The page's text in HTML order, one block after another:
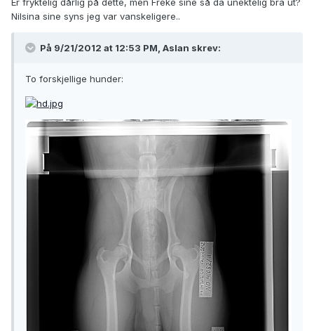
Er fryktelig dårlig på dette, men Freke sine så da unektelig bra ut?
Nilsina sine syns jeg var vanskeligere..
På 9/21/2012 at 12:53 PM, Aslan skrev:
To forskjellige hunder: